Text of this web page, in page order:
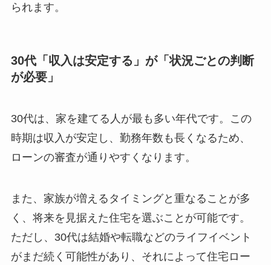
られます。
30代「収入は安定する」が「状況ごとの判断
が必要」
30代は、家を建てる人が最も多い年代です。この
時期は収入が安定し、勤務年数も長くなるため、
ローンの審査が通りやすくなります。
また、家族が増えるタイミングと重なることが多
く、将来を見据えた住宅を選ぶことが可能です。
ただし、30代は結婚や転職などのライフイベント
がまだ続く可能性があり、それによって住宅ロー